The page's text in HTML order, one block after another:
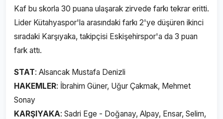
Kaf bu skorla 30 puana ulaşarak zirvede farkı tekrar eritti.
Lider Kütahyaspor'la arasındaki farkı 2'ye düşüren ikinci
sıradaki Karşıyaka, takipçisi Eskişehirspor'a da 3 puan
fark attı.
STAT: Alsancak Mustafa Denizli
HAKEMLER: İbrahim Güner, Uğur Çakmak, Mehmet
Sonay
KARŞIYAKA: Sadri Ege - Doğanay, Alpay, Ensar, Selim,